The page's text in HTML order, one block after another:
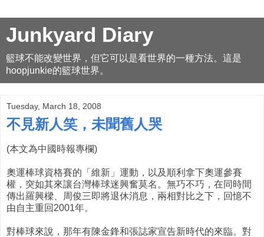
Junkyard Diary
籃球不能改變世界，但它可以是看世界的一種方法。這是
hoopjunkie的籃球世界。
Tuesday, March 18, 2008
不見新人笑，未聞舊人哭
(本文為中國時報專欄)
奧運棒球資格賽的「維新」運動，以及順利拿下奧運參賽
權，突如其來讓台灣棒球迷興奮莫名。無巧不巧，在同時間
傳出羅興樑、周俊三即將退休消息，兩相對比之下，回憶不
由自主重回2001年。
對棒球來說，那年有陳金鋒和張誌家宣告新時代的來臨。對